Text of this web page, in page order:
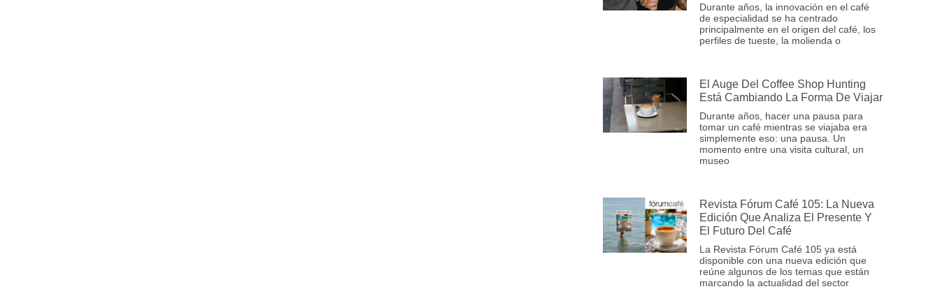
Durante años, la innovación en el café
de especialidad se ha centrado
principalmente en el origen del café, los
perfiles de tueste, la molienda o
El Auge Del Coffee Shop Hunting
Está Cambiando La Forma De Viajar
Durante años, hacer una pausa para
tomar un café mientras se viajaba era
simplemente eso: una pausa. Un
momento entre una visita cultural, un
museo
Revista Fórum Café 105: La Nueva
Edición Que Analiza El Presente Y
El Futuro Del Café
La Revista Fórum Café 105 ya está
disponible con una nueva edición que
reúne algunos de los temas que están
marcando la actualidad del sector